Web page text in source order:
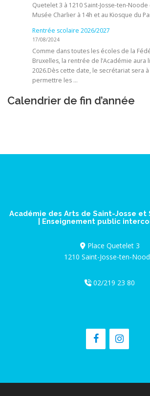
Quetelet 3 à 1210 Saint-Josse-ten-Noode
Musée Charlier à 14h et au Kiosque du
Rentrée scolaire 2026/2027
17/08/2024
Comme dans toutes les écoles de la
Bruxelles, la rentrée de l’Académie aura
2026.Dès cette date, le secrétariat sera
permettre les …
Calendrier de fin d’année
Académie des Arts de Saint-Josse et
| Enseignement public
Place Quetelet 3
1210 Saint-Josse-ten-
02/219 23 80